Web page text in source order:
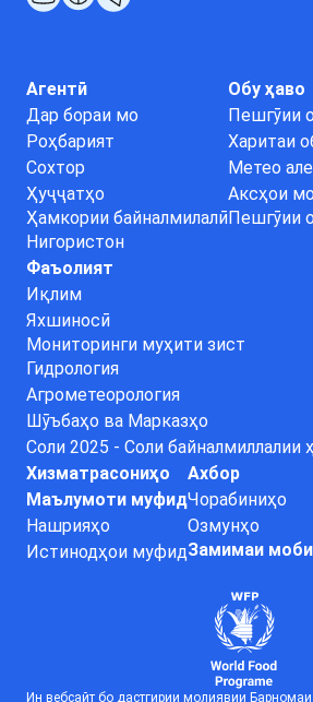
Агентӣ
Дар бораи мо
Роҳбарият
Сохтор
Ҳуҷҷатҳо
Ҳамкории байналмилалӣ
Нигористон
Обу ҳаво
Пешгӯии
Харитаи
Метео
Аксҳои
Пешгӯии
Фаъолият
Иқлим
Яхшиносӣ
Мониторинги муҳити зист
Гидрология
Агрометеорология
Шӯъбаҳо ва Марказҳо
Соли 2025 - Соли байналмиллалии
Хизматрасониҳо
Маълумоти муфид
Нашрияҳо
Истинодҳои муфид
Ахбор
Чорабиниҳо
Озмунҳо
Замимаи
Ин вебсайт бо дастгирии молиявии